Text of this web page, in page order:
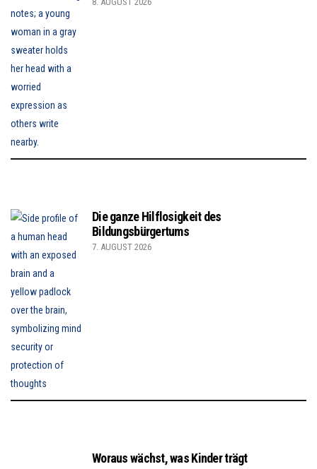
Die ganze Hilflosigkeit des
Bildungsbürgertums
7. AUGUST 2026
Woraus wächst, was Kinder trägt